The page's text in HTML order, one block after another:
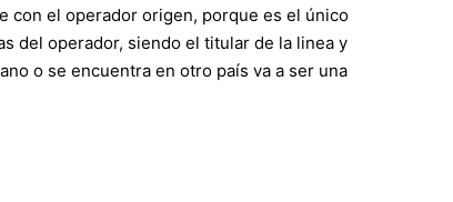
con el operador origen, porque es el único
del operador, siendo el titular de la linea y
o se encuentra en otro país va a ser una